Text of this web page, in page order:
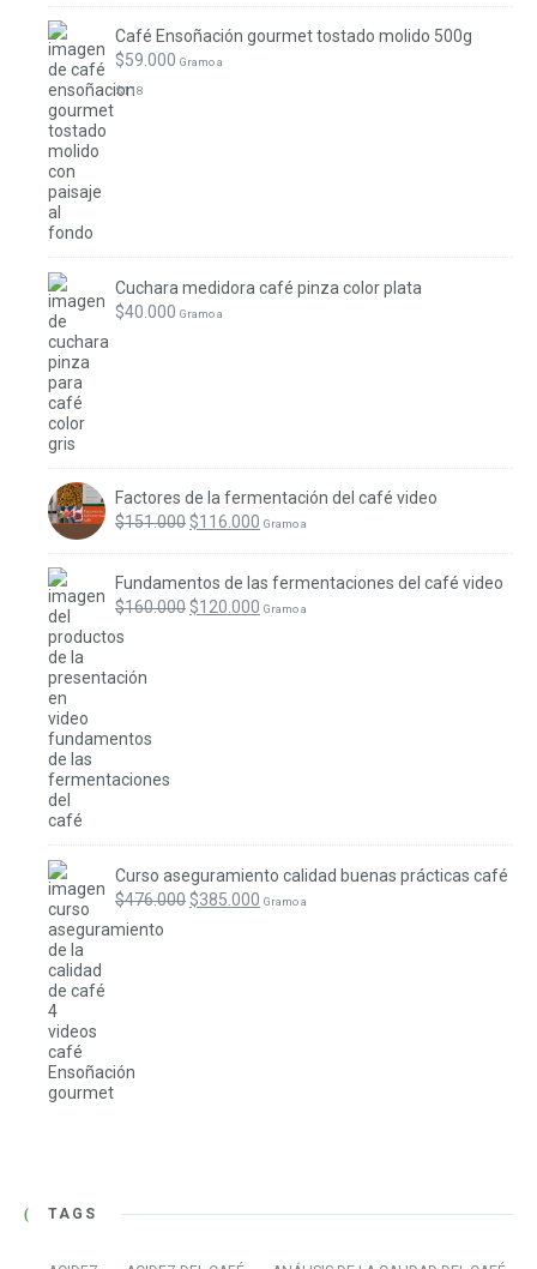
Café Ensoñación gourmet tostado molido 500g
$59.000 Gramo a
$118
Cuchara medidora café pinza color plata
$40.000 Gramo a
Factores de la fermentación del café video
$151.000 El
original
era:
$116.000 El
actual
Gramo a
Fundamentos de las fermentaciones del café video
$160.000 El
$120.000 El
Gramo a
Curso aseguramiento calidad buenas prácticas café
$476.000 El
$385.000 El
Gramo a
TAGS